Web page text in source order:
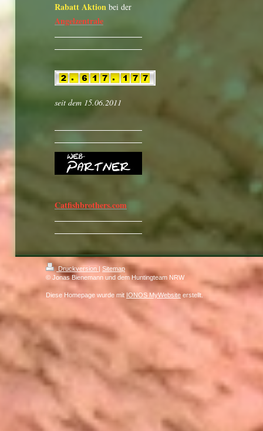
Rabatt Aktion bei der
Angelzentrale
seit dem 15.06.2011
Catfishbrothers.com
Druckversion
Sitemap
© Jonas Bienemann und dem Huntingteam NRW
Diese Homepage wurde mit IONOS MyWebsite erstellt.